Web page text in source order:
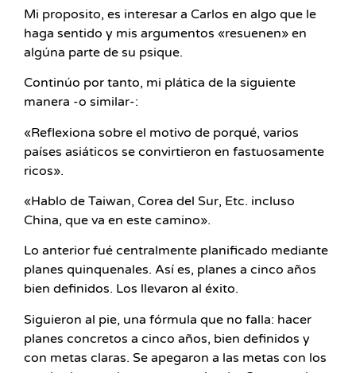
Mi proposito, es interesar a Carlos en algo que le
haga sentido y mis argumentos «resuenen» en
algúna parte de su psique.
Continúo por tanto, mi plática de la siguiente
manera -o similar-:
«Reflexiona sobre el motivo de porqué, varios
países asiáticos se convirtieron en fastuosamente
ricos».
«Hablo de Taiwan, Corea del Sur, Etc. incluso
China, que va en este camino».
Lo anterior fué centralmente planificado mediante
planes quinquenales. Así es, planes a cinco años
bien definidos. Los llevaron al éxito.
Siguieron al pie, una fórmula que no falla: hacer
planes concretos a cinco años, bien definidos y
con metas claras. Se apegaron a las metas con los